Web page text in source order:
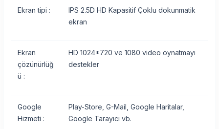
Ekran tipi :
IPS 2.5D HD Kapasitif Çoklu dokunmatik
ekran
Ekran
çözünürlüğ
ü :
HD 1024*720 ve 1080 video oynatmayı
destekler
Google
Hizmeti :
Play-Store, G-Mail, Google Haritalar,
Google Tarayıcı vb.